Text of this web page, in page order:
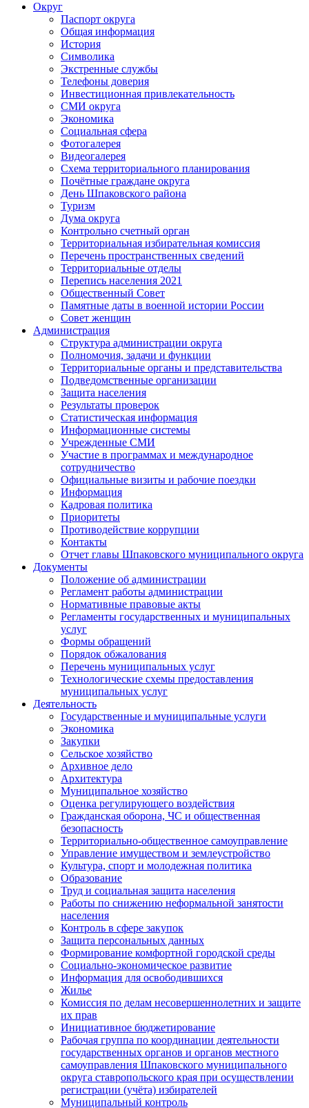
Округ
Паспорт округа
Общая информация
История
Символика
Экстренные службы
Телефоны доверия
Инвестиционная привлекательность
СМИ округа
Экономика
Социальная сфера
Фотогалерея
Видеогалерея
Схема территориального планирования
Почётные граждане округа
День Шпаковского района
Туризм
Дума округа
Контрольно счетный орган
Территориальная избирательная комиссия
Перечень пространственных сведений
Территориальные отделы
Перепись населения 2021
Общественный Совет
Памятные даты в военной истории России
Совет женщин
Администрация
Структура администрации округа
Полномочия, задачи и функции
Территориальные органы и представительства
Подведомственные организации
Защита населения
Результаты проверок
Статистическая информация
Информационные системы
Учрежденные СМИ
Участие в программах и международное
сотрудничество
Официальные визиты и рабочие поездки
Информация
Кадровая политика
Приоритеты
Противодействие коррупции
Контакты
Отчет главы Шпаковского муниципального округа
Документы
Положение об администрации
Регламент работы администрации
Нормативные правовые акты
Регламенты государственных и муниципальных
услуг
Формы обращений
Порядок обжалования
Перечень муниципальных услуг
Технологические схемы предоставления
муниципальных услуг
Деятельность
Государственные и муниципальные услуги
Экономика
Закупки
Сельское хозяйство
Архивное дело
Архитектура
Муниципальное хозяйство
Оценка регулирующего воздействия
Гражданская оборона, ЧС и общественная
безопасность
Территориально-общественное самоуправление
Управление имуществом и землеустройство
Культура, спорт и молодежная политика
Образование
Труд и социальная защита населения
Работы по снижению неформальной занятости
населения
Контроль в сфере закупок
Защита персональных данных
Формирование комфортной городской среды
Социально-экономическое развитие
Информация для освободившихся
Жилье
Комиссия по делам несовершеннолетних и защите
их прав
Инициативное бюджетирование
Рабочая группа по координации деятельности
государственных органов и органов местного
самоуправления Шпаковского муниципального
округа ставропольского края при осуществлении
регистрации (учёта) избирателей
Муниципальный контроль